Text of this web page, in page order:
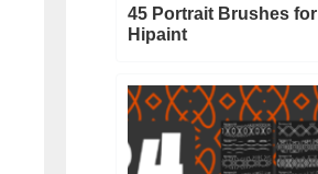
45 Portrait Brushes for
Hipaint